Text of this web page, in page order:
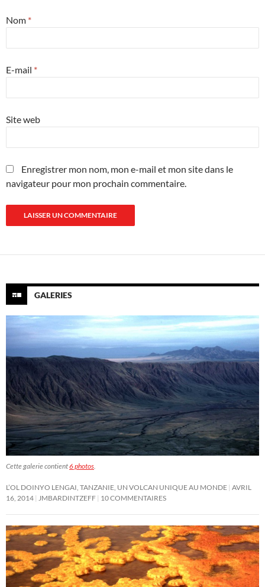
Nom *
E-mail *
Site web
Enregistrer mon nom, mon e-mail et mon site dans le
navigateur pour mon prochain commentaire.
GALERIES
Cette galerie contient6 photos
L’OL DOINYO LENGAI, TANZANIE, UN VOLCAN UNIQUE AU MONDE AVRIL
16, 2014
JMBARDINTZEFF 10 COMMENTAIRES